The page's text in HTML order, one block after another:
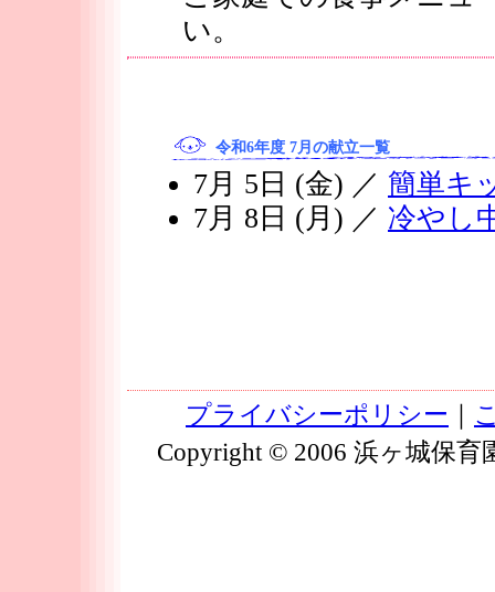
い。
令和6年度 7月の献立一覧
7月 5日 (金) ／ 簡単キ
7月 8日 (月) ／ 冷やし
プライバシーポリシー
Copyright © 2006 浜ヶ城保育